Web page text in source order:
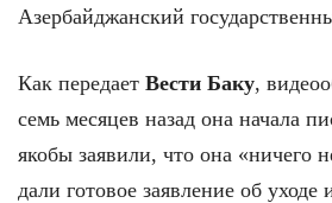
Азербайджанский
Как передает Вести Баку,
семь месяцев назад она начала
якобы заявили, что она «ничего
дали готовое заявление об